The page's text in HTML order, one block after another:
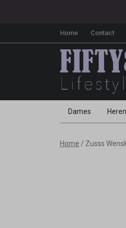
Home Contact
Dames Heren
ZusssHome Zusss